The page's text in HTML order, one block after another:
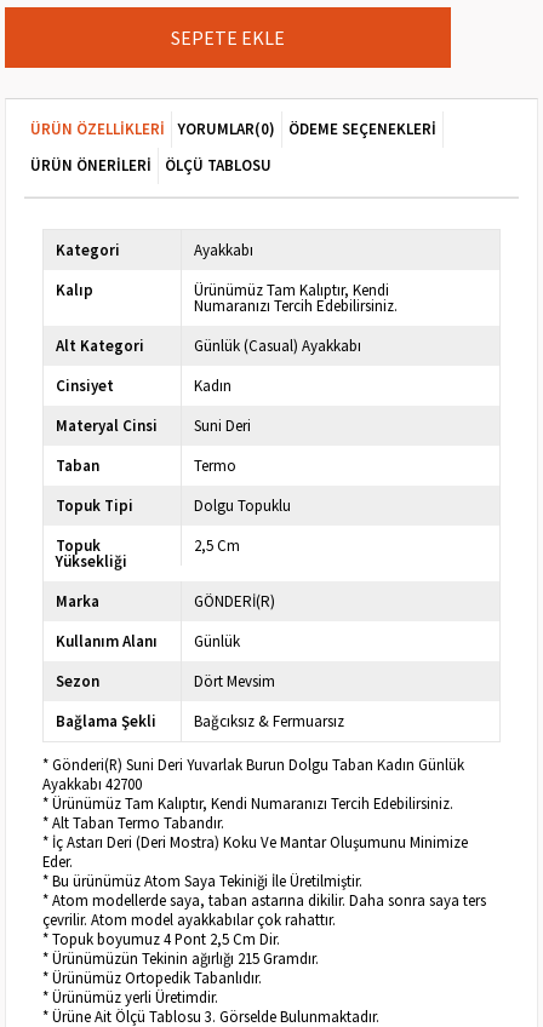
ÜRÜN ÖZELLIKLERI YORUMLAR(0)
ÖDEME SEÇENEKLERI
ÜRÜN ÖNERILERI
ÖLÇÜ TABLOSU
Kategori
Ayakkabı
Kalıp
Ürünümüz Tam Kalıptır, Kendi
Numaranızı Tercih Edebilirsiniz.
Alt Kategori
Günlük (Casual) Ayakkabı
Cinsiyet
Kadın
Materyal Cinsi
Suni Deri
Taban
Termo
Topuk Tipi
Dolgu Topuklu
Topuk
Yüksekliği
2,5 Cm
Marka
GÖNDERİ(R)
Kullanım Alanı
Günlük
Sezon
Dört Mevsim
Bağlama Şekli
Bağcıksız & Fermuarsız
* Gönderi(R) Suni Deri Yuvarlak Burun Dolgu Taban Kadın Günlük
Ayakkabı 42700
* Ürünümüz Tam Kalıptır, Kendi Numaranızı Tercih Edebilirsiniz.
* Alt Taban Termo Tabandır.
* İç Astarı Deri (Deri Mostra) Koku Ve Mantar Oluşumunu Minimize
Eder.
* Bu ürünümüz Atom Saya Tekiniği İle Üretilmiştir.
* Atom modellerde saya, taban astarına dikilir. Daha sonra saya ters
çevrilir. Atom model ayakkabılar çok rahattır.
* Topuk boyumuz 4 Pont 2,5 Cm Dir.
* Ürünümüzün Tekinin ağırlığı 215 Gramdır.
* Ürünümüz Ortopedik Tabanlıdır.
* Ürünümüz yerli Üretimdir.
* Ürüne Ait Ölçü Tablosu 3. Görselde Bulunmaktadır.